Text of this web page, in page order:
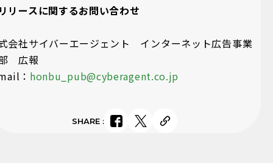
リースに関するお問い合わせ
会社サイバーエージェント インターネット広告事業
広報
： honbu_pub@cyberagent.co.jp
SHARE: